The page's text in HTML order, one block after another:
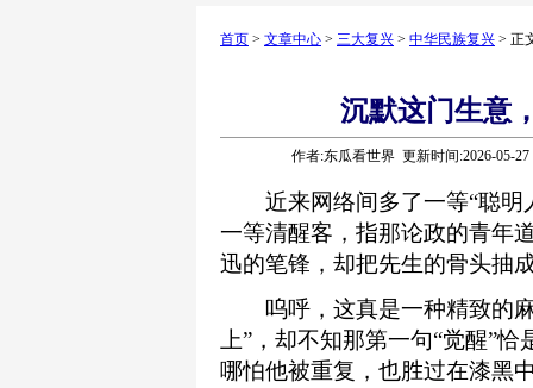
首页 > 文章中心 > 三大复兴 > 中华民族复兴 > 正
沉默这门生意
作者:东瓜看世界 更新时间:2026-05-
近来网络间多了一等“聪明
一等清醒客，指那论政的青年
迅的笔锋，却把先生的骨头抽
呜呼，这真是一种精致的麻
上”，却不知那第一句“觉醒”
哪怕他被重复，也胜过在漆黑